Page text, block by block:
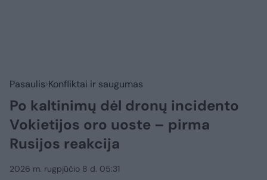
Pasaulis Konfliktai ir saugumas
Po kaltinimų dėl dronų incidento
Vokietijos oro uoste – pirma
Rusijos reakcija
2026 m. rugpjūčio 8 d. 05:31